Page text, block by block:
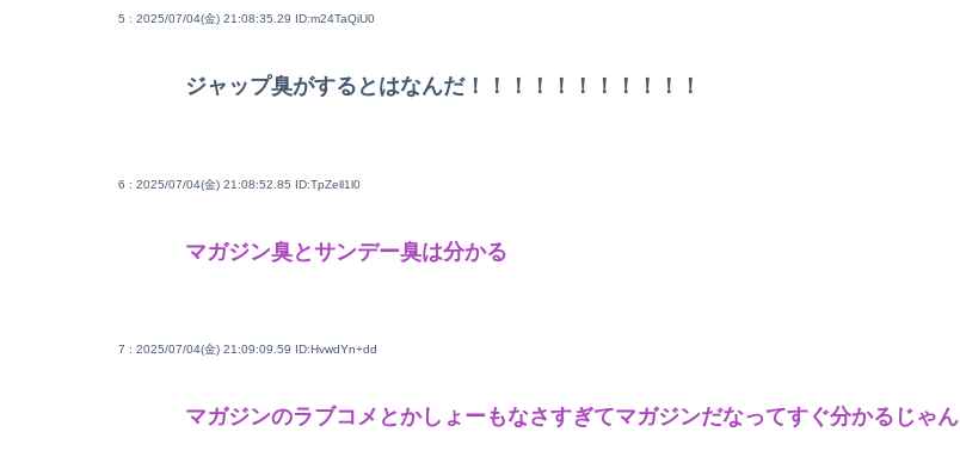
5 : 2025/07/04(金) 21:08:35.29 ID:m24TaQiU0
ジャップ臭がするとはなんだ！！！！！！！！！！！
6 : 2025/07/04(金) 21:08:52.85 ID:TpZell1l0
マガジン臭とサンデー臭は分かる
7 : 2025/07/04(金) 21:09:09.59 ID:HvwdYn+dd
マガジンのラブコメとかしょーもなさすぎてマガジンだなってすぐ分かるじゃん